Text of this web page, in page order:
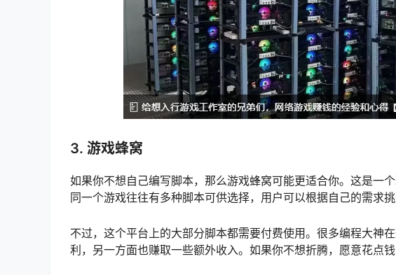
3. 游戏蜂窝
如果你不想自己编写脚本，那么游戏蜂窝可能更适合你。这是一
同一个游戏往往有多种脚本可供选择，用户可以根据自己的需求挑
不过，这个平台上的大部分脚本都需要付费使用。很多编程大神
利，另一方面也赚取一些额外收入。如果你不想折腾，愿意花点